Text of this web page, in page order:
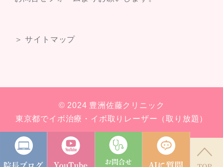
＞ サイトマップ
© 2024 豊洲佐藤クリニック
東京都でイボ治療・イボ取りレーザー（取り放題）